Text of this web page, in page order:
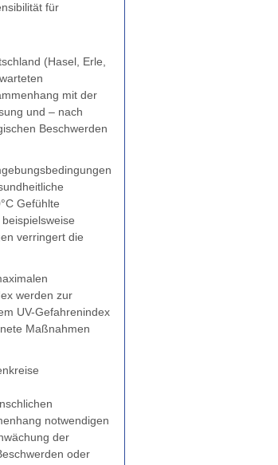
für
(Hasel, Erle,
mit der
und – nach
Beschwerden
Gefühlte
verringert die
werden zur
UV-Gefahrenindex
Maßnahmen
notwendigen
der
oder